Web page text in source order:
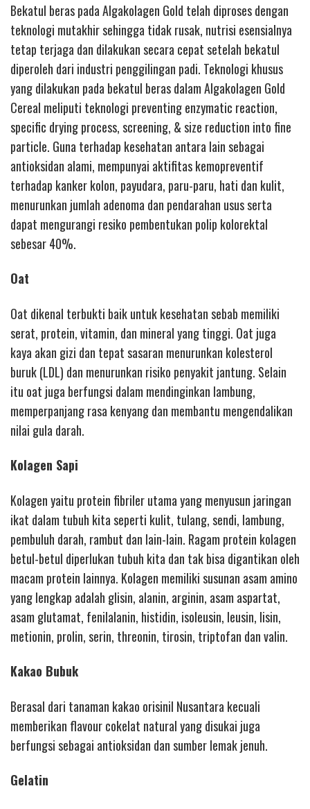
Bekatul beras pada Algakolagen Gold telah diproses dengan
teknologi mutakhir sehingga tidak rusak, nutrisi esensialnya
tetap terjaga dan dilakukan secara cepat setelah bekatul
diperoleh dari industri penggilingan padi. Teknologi khusus
yang dilakukan pada bekatul beras dalam Algakolagen Gold
Cereal meliputi teknologi preventing enzymatic reaction,
specific drying process, screening, & size reduction into fine
particle. Guna terhadap kesehatan antara lain sebagai
antioksidan alami, mempunyai aktifitas kemopreventif
terhadap kanker kolon, payudara, paru-paru, hati dan kulit,
menurunkan jumlah adenoma dan pendarahan usus serta
dapat mengurangi resiko pembentukan polip kolorektal
sebesar 40%.
Oat
Oat dikenal terbukti baik untuk kesehatan sebab memiliki
serat, protein, vitamin, dan mineral yang tinggi. Oat juga
kaya akan gizi dan tepat sasaran menurunkan kolesterol
buruk (LDL) dan menurunkan risiko penyakit jantung. Selain
itu oat juga berfungsi dalam mendinginkan lambung,
memperpanjang rasa kenyang dan membantu mengendalikan
nilai gula darah.
Kolagen Sapi
Kolagen yaitu protein fibriler utama yang menyusun jaringan
ikat dalam tubuh kita seperti kulit, tulang, sendi, lambung,
pembuluh darah, rambut dan lain-lain. Ragam protein kolagen
betul-betul diperlukan tubuh kita dan tak bisa digantikan oleh
macam protein lainnya. Kolagen memiliki susunan asam amino
yang lengkap adalah glisin, alanin, arginin, asam aspartat,
asam glutamat, fenilalanin, histidin, isoleusin, leusin, lisin,
metionin, prolin, serin, threonin, tirosin, triptofan dan valin.
Kakao Bubuk
Berasal dari tanaman kakao orisinil Nusantara kecuali
memberikan flavour cokelat natural yang disukai juga
berfungsi sebagai antioksidan dan sumber lemak jenuh.
Gelatin